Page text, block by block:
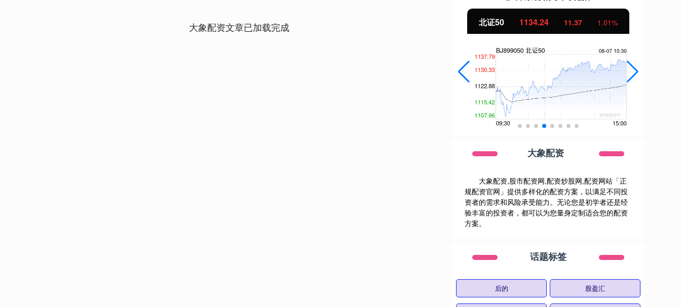
大象配资文章已加载完成
200.89 1.42% 沪深300 北证50 1134.24 11.37 1.01%
大象配资
大象配资,股市配资网,配资炒股网,配资网站「正
规配资官网」提供多样化的配资方案，以满足不同投
资者的需求和风险承受能力。无论您是初学者还是经
验丰富的投资者，都可以为您量身定制适合您的配资
方案。
话题标签
后的 股盈汇